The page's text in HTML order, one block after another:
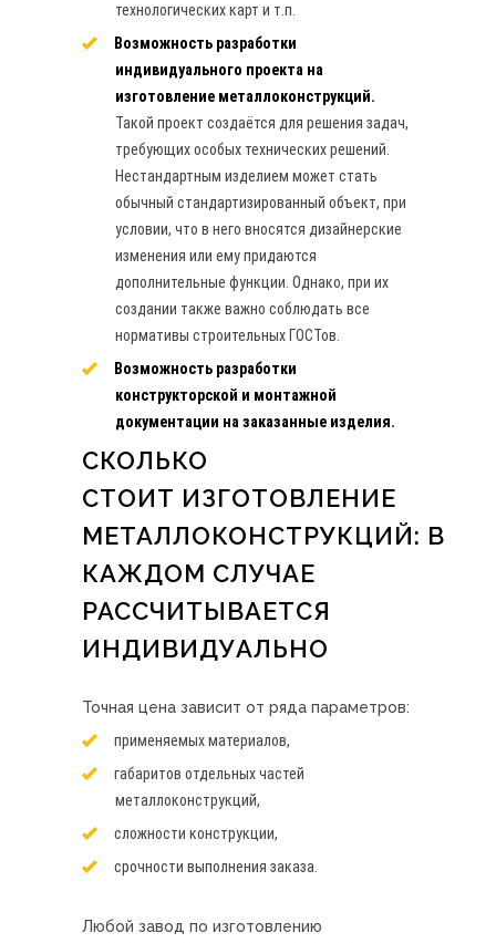
технологических карт и т.п.
Возможность разработки
индивидуального проекта на
изготовление металлоконструкций.
Такой проект создаётся для решения задач,
требующих особых технических решений.
Нестандартным изделием может стать
обычный стандартизированный объект, при
условии, что в него вносятся дизайнерские
изменения или ему придаются
дополнительные функции. Однако, при их
создании также важно соблюдать все
нормативы строительных ГОСТов.
Возможность разработки
конструкторской и монтажной
документации на заказанные изделия.
СКОЛЬКО
СТОИТ ИЗГОТОВЛЕНИЕ
МЕТАЛЛОКОНСТРУКЦИЙ: В
КАЖДОМ СЛУЧАЕ
РАССЧИТЫВАЕТСЯ
ИНДИВИДУАЛЬНО
Точная цена зависит от ряда параметров:
применяемых материалов,
габаритов отдельных частей
металлоконструкций,
сложности конструкции,
срочности выполнения заказа.
Любой завод по изготовлению